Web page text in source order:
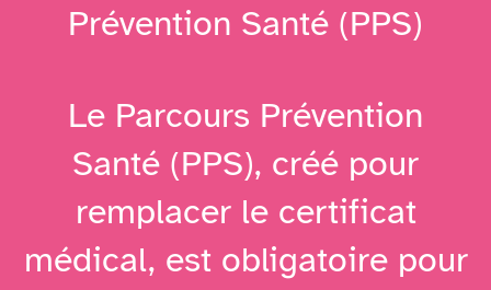
Prévention Santé (PPS)
Le Parcours Prévention
Santé (PPS), créé pour
remplacer le certificat
médical, est obligatoire pour